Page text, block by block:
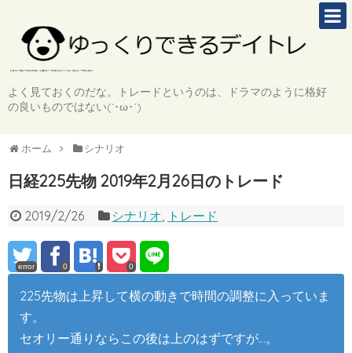
よく見ておくのだな。トレードというのは、ドラマのように格好
の良いものではない(`･ω･´)
ホーム シナリオ
日経225先物 2019年2月26日のトレード
2019/2/26 シナリオ トレード
error 0 0
225先物は上昇して横の動きで時間の調整に入っていま
す。
セオリー通りならこの後は上のはずですが…。